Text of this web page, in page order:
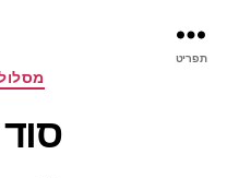
תפריט
מסלול